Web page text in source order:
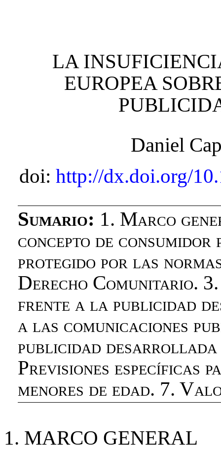
LA
EUROPEA
Daniel
doi: http://dx.doi.org/
Sumario: 1. Marco
concepto de
protegido por las
Derecho Comunitario. 3.
frente a la publicidad
a las comunicaciones
publicidad
Previsiones específicas
menores de edad. 7.
1. MARCO GENERAL